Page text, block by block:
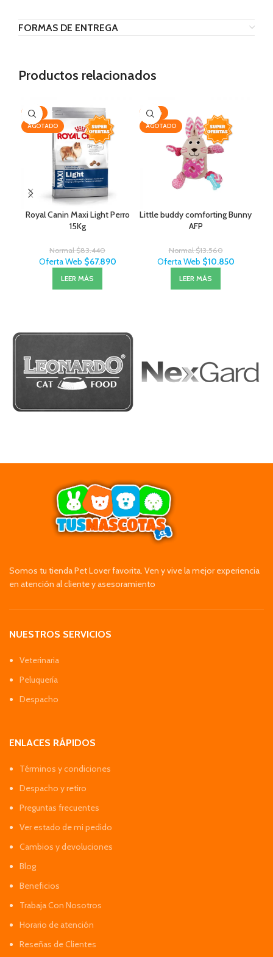
FORMAS DE ENTREGA
Productos relacionados
-19%
AGOTADO
Royal Canin Maxi Light Perro
15Kg
Normal$83.440
Oferta Web $67.890
LEER MÁS
-20%
AGOTADO
Little buddy comforting Bunny
AFP
Normal$13.560
Oferta Web $10.850
LEER MÁS
Somos tu tienda Pet Lover favorita. Ven y vive la mejor experiencia
en atención al cliente y asesoramiento
NUESTROS SERVICIOS
Veterinaria
Peluquería
Despacho
ENLACES RÁPIDOS
Términos y condiciones
Despacho y retiro
Preguntas frecuentes
Ver estado de mi pedido
Cambios y devoluciones
Blog
Beneficios
Trabaja Con Nosotros
Horario de atención
Reseñas de Clientes